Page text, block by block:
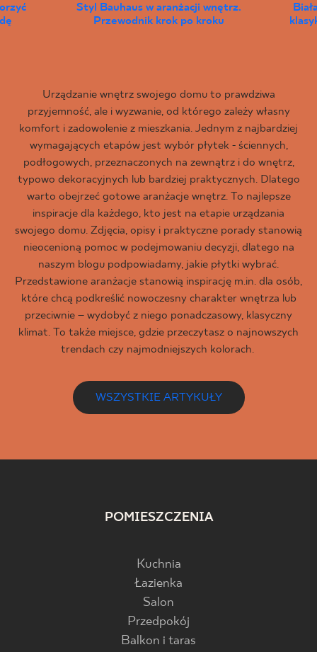
Styl Bauhaus w aranżacji wnętrz.
Przewodnik krok po kroku
Urządzanie wnętrz swojego domu to prawdziwa
przyjemność, ale i wyzwanie, od którego zależy własny
komfort i zadowolenie z mieszkania. Jednym z najbardziej
wymagających etapów jest wybór płytek - ściennych,
podłogowych, przeznaczonych na zewnątrz i do wnętrz,
typowo dekoracyjnych lub bardziej praktycznych. Dlatego
warto obejrzeć gotowe aranżacje wnętrz. To najlepsze
inspiracje dla każdego, kto jest na etapie urządzania
swojego domu. Zdjęcia, opisy i praktyczne porady stanowią
nieocenioną pomoc w podejmowaniu decyzji, dlatego na
naszym blogu podpowiadamy, jakie płytki wybrać.
Przedstawione aranżacje stanowią inspirację m.in. dla osób,
które chcą podkreślić nowoczesny charakter wnętrza lub
przeciwnie – wydobyć z niego ponadczasowy, klasyczny
klimat. To także miejsce, gdzie przeczytasz o najnowszych
trendach czy najmodniejszych kolorach.
WSZYSTKIE ARTYKUŁY
POMIESZCZENIA
Kuchnia
Łazienka
Salon
Przedpokój
Balkon i taras